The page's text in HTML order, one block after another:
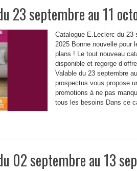
23 septembre au 11
Catalogue E.Leclerc du 23
2025 Bonne nouvelle pour
plans ! Le tout nouveau
disponible et regorge
Valable du 23 septembre
prospectus vous propose
promotions à ne pas
tous les besoins Dans ce
02 septembre au 13